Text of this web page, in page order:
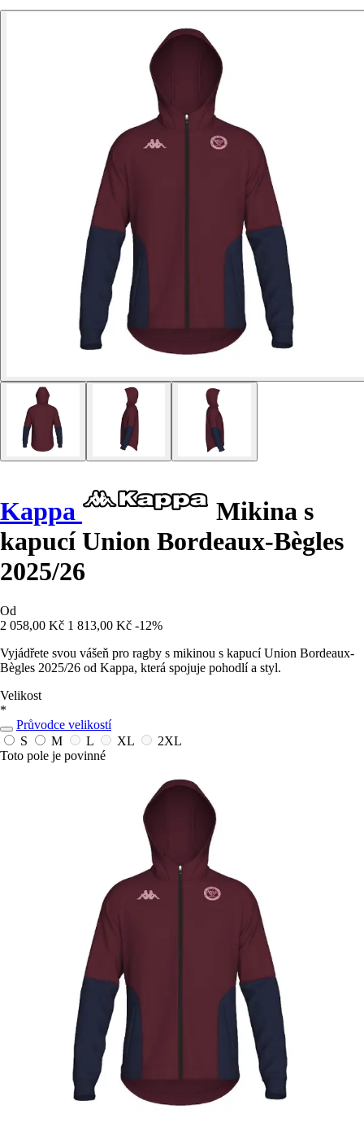
Kappa
Mikina s
kapucí Union Bordeaux-Bègles
2025/26
Od
2 058,00 Kč 1 813,00 Kč -12%
Vyjádřete svou vášeň pro ragby s mikinou s kapucí Union Bordeaux-
Bègles 2025/26 od Kappa, která spojuje pohodlí a styl.
Velikost
*
Průvodce velikostí
S
M L XL
2XL
Toto pole je povinné